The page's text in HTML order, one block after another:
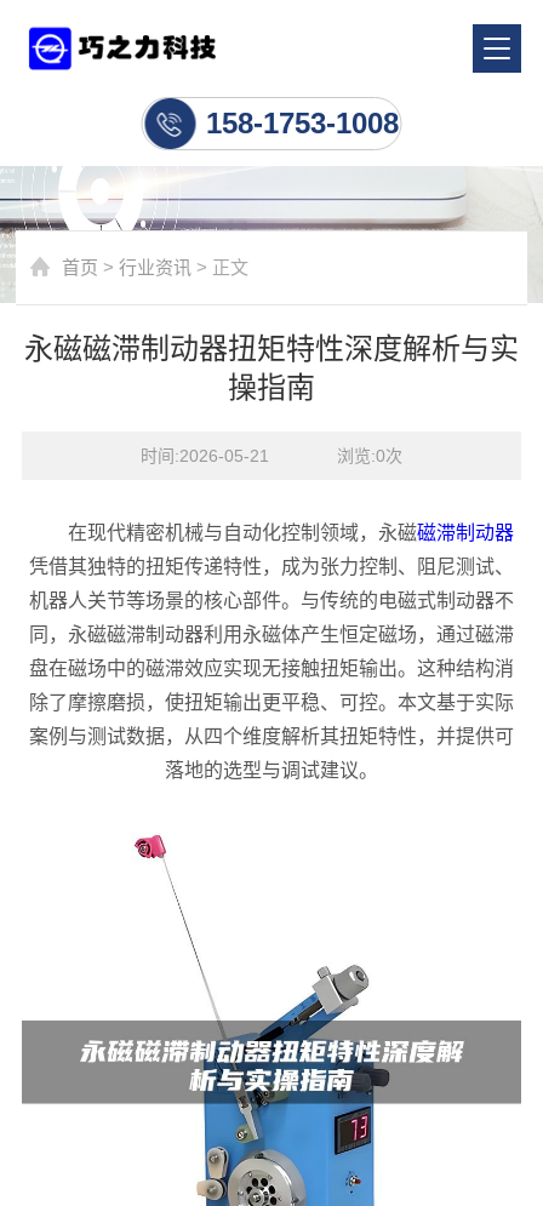
158-1753-1008
首页 >行业资讯 > 正文
永磁磁滞制动器扭矩特性深度解析与实
操指南
时间:2026-05-21    浏览:0次
在现代精密机械与自动化控制领域，永磁磁滞制动器
凭借其独特的扭矩传递特性，成为张力控制、阻尼测试、
机器人关节等场景的核心部件。与传统的电磁式制动器不
同，永磁磁滞制动器利用永磁体产生恒定磁场，通过磁滞
盘在磁场中的磁滞效应实现无接触扭矩输出。这种结构消
除了摩擦磨损，使扭矩输出更平稳、可控。本文基于实际
案例与测试数据，从四个维度解析其扭矩特性，并提供可
落地的选型与调试建议。